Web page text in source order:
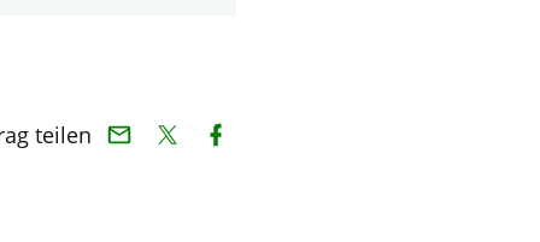
teilen